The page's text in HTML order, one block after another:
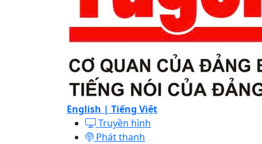
English | Tiếng Việt
Truyền hình
Phát thanh